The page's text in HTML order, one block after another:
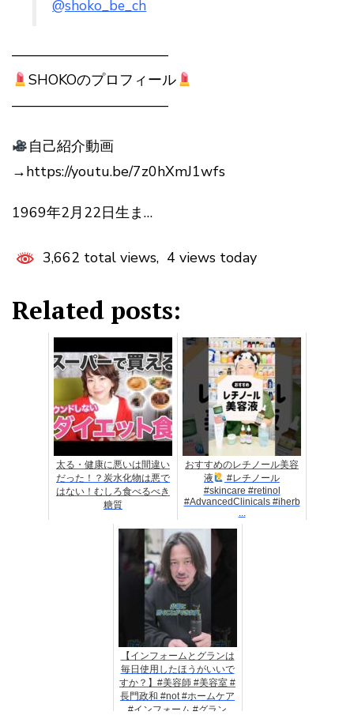
@shoko_be_ch
———————————
SHOKOのプロフィール
———————————
自己紹介動画
→https://youtu.be/7z0hXmJ1wfs
1969年2月22日生ま…
3,662 total views, 4 views today
Related posts:
太る・健康に悪いは間違い
だった！？炭水化物は悪で
はない！むしろ食べるべき
糖質
おすすめのレチノール美容
液
#レチノール
#skincare #retinol
#AdvancedClinicals #iherb
【インフォームとグランは
毎日使用したほうがいいで
すか？】#美容師 #美容室 #
長門政和 #not #ホームケア
#インフォーム #グラン